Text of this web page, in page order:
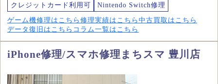
クレジットカード利用可
Nintendo Switch修理
ゲーム機修理はこちら 修理実績はこちら 中古買取はこちら
データ復旧はこちら コラム一覧はこちら
iPhone修理/スマホ修理まちスマ 豊川店